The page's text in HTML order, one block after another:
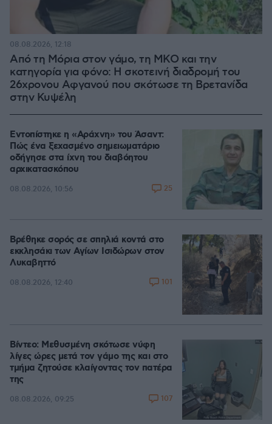
Από τη Μόρια στον γάμο, τη ΜΚΟ και την
κατηγορία για φόνο: Η σκοτεινή διαδρομή του
26χρονου Αφγανού που σκότωσε τη Βρετανίδα
στην Κυψέλη
08.08.2026, 12:18
Εντοπίστηκε η «Αράχνη» του Άσαντ:
Πώς ένα ξεχασμένο σημειωματάριο
οδήγησε στα ίχνη του διαβόητου
αρχικατασκόπου
08.08.2026, 10:56 25
Βρέθηκε σορός σε σπηλιά κοντά στο
εκκλησάκι των Αγίων Ισιδώρων στον
Λυκαβηττό
08.08.2026, 12:40 101
Βίντεο: Μεθυσμένη σκότωσε νύφη
λίγες ώρες μετά τον γάμο της και στο
τμήμα ζητούσε κλαίγοντας τον πατέρα
της
08.08.2026, 09:25 107